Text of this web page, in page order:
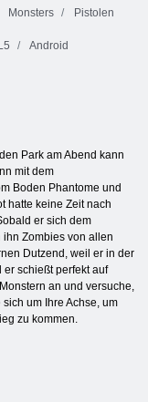
Monsters
Pistolen
Android
Park am Abend kann
mit dem
Boden Phantome und
hatte keine Zeit nach
er sich dem
Zombies von allen
Dutzend, weil er in der
er schießt perfekt auf
an und versuche,
um Ihre Achse, um
zu kommen.